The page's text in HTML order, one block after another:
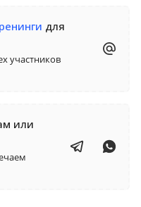
для
участников
или